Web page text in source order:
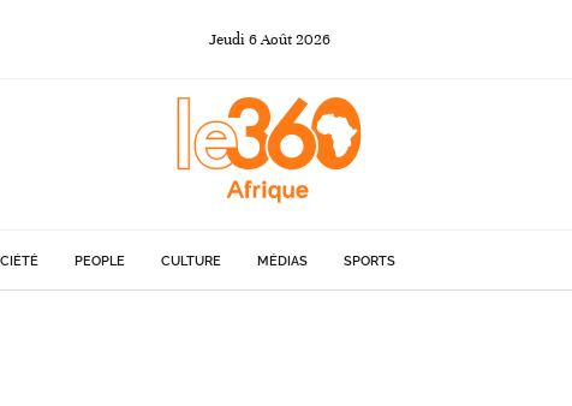
Jeudi 6Août 2026
PEOPLE CULTURE MÉDIAS SPORTS